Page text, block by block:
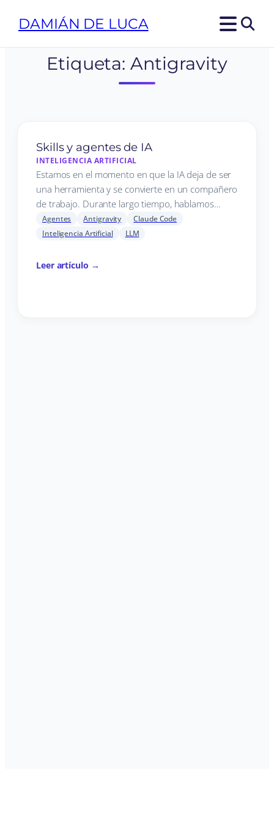
DAMIÁN DE LUCA
Etiqueta:Antigravity
Skills y agentes de IA
INTELIGENCIA ARTIFICIAL
Estamos en el momento en que la IA deja de ser
una herramienta y se convierte en un compañero
de trabajo. Durante largo tiempo, hablamos…
Agentes Antigravity
Claude Code
Inteligencia Artificial
LLM
Leer artículo →